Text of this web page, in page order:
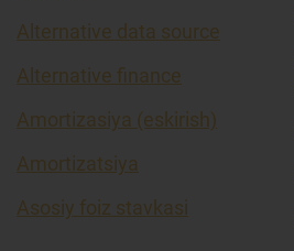
Alternative data source
Alternative finance
Amortizasiya (eskirish)
Amortizatsiya
Asosiy foiz stavkasi